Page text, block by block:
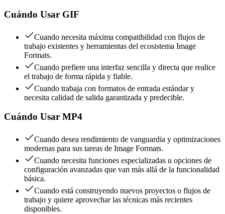
Cuándo Usar GIF
Cuando necesita máxima compatibilidad con flujos de
trabajo existentes y herramientas del ecosistema Image
Formats.
Cuando prefiere una interfaz sencilla y directa que realice
el trabajo de forma rápida y fiable.
Cuando trabaja con formatos de entrada estándar y
necesita calidad de salida garantizada y predecible.
Cuándo Usar MP4
Cuando desea rendimiento de vanguardia y optimizaciones
modernas para sus tareas de Image Formats.
Cuando necesita funciones especializadas u opciones de
configuración avanzadas que van más allá de la funcionalidad
básica.
Cuando está construyendo nuevos proyectos o flujos de
trabajo y quiere aprovechar las técnicas más recientes
disponibles.